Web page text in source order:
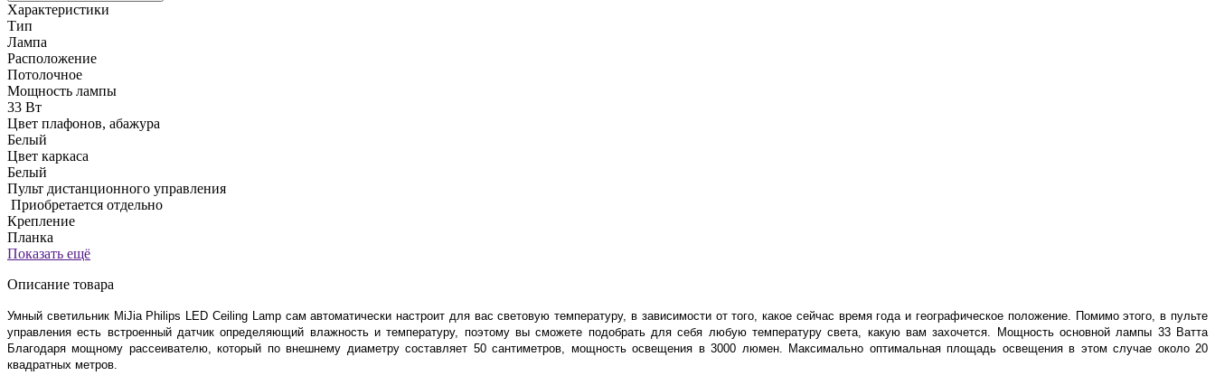
Характеристики
Тип
Лампа
Расположение
Потолочное
Мощность лампы
33 Вт
Цвет плафонов, абажура
Белый
Цвет каркаса
Белый
Пульт дистанционного управления
Приобретается отдельно
Крепление
Планка
Показать ещё
Описание товара
Умный светильник MiJia Philips LED Ceiling Lamp сам автоматически настроит для вас световую температуру, в зависимости от того, какое сейчас время года и географическое положение. Помимо этого, в пульте
управления есть встроенный датчик определяющий влажность и температуру, поэтому вы сможете подобрать для себя любую температуру света, какую вам захочется. Мощность основной лампы 33 Ватта
Благодаря мощному рассеивателю, который по внешнему диаметру составляет 50 сантиметров, мощность освещения в 3000 люмен. Максимально оптимальная площадь освещения в этом случае около 20
квадратных метров.